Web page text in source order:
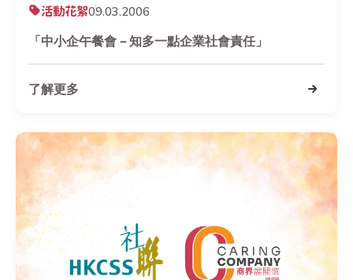
活動花絮09.03.2006
「中小企午餐會 – 知多一點企業社會責任」
了解更多